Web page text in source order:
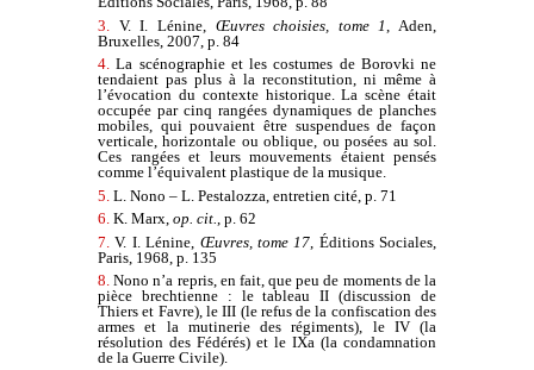
3.
V. I. Lénine, Œuvres choisies, tome 1
, Aden,
Bruxelles, 2007, p. 84
4. La scénographie et les costumes de Borovki ne
tendaient pas plus à la reconstitution, ni même à
l’évocation du contexte historique. La scène était
occupée par cinq rangées dynamiques de planches
mobiles, qui pouvaient être suspendues de façon
verticale, horizontale ou oblique, ou posées au sol.
Ces rangées et leurs mouvements étaient pensés
comme l’équivalent plastique de la musique.
5. L. Nono – L. Pestalozza, entretien cité, p. 71
6. K. Marx, op. cit., p. 62
7. V. I. Lénine, Œuvres, tome 17 , Éditions Sociales,
Paris, 1968, p. 135
8. Nono n’a repris, en fait, que peu de moments de la
pièce brechtienne : le tableau II (discussion de
Thiers et Favre), le III (le refus de la confiscation des
armes et la mutinerie des régiments), le IV (la
résolution des Fédérés) et le IXa (la condamnation
de la Guerre Civile).